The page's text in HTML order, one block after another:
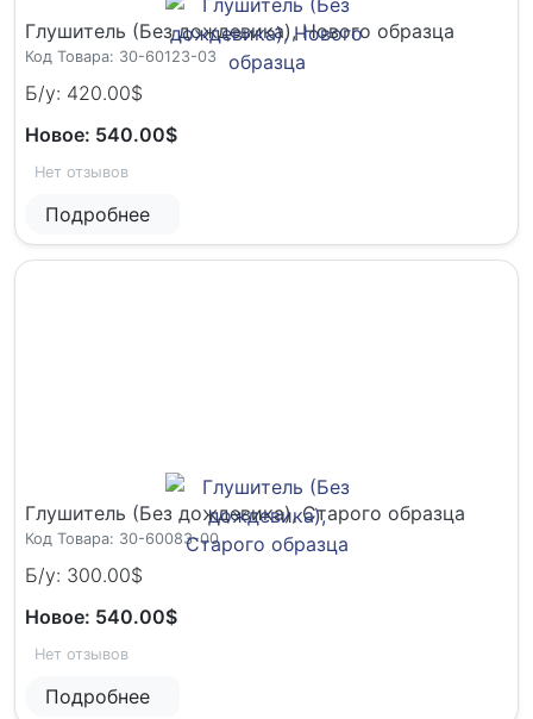
Глушитель (Без дождевика), Нового образца
Код Товара: 30-60123-03
Б/у: 420.00$
Новое: 540.00$
Нет отзывов
Подробнее
Глушитель (Без дождевика), Cтарого образца
Код Товара: 30-60083-00
Б/у: 300.00$
Новое: 540.00$
Нет отзывов
Подробнее